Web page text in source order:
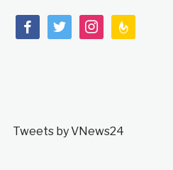
facebooktwitterinstagramfeedburner
Tweets by VNews24